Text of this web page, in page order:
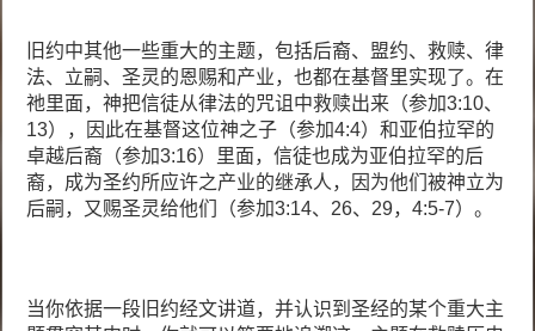
旧约中其他一些重大的主题，包括后裔、盟约、救赎、律
法、立嗣、圣灵的恩赐和产业，也都在基督里实现了。在
祂里面，神把信徒从律法的咒诅中救赎出来（参加3:10、
13），因此在基督这位神之子（参加4:4）和亚伯拉罕的
卓越后裔（参加3:16）里面，信徒也成为亚伯拉罕的后
裔，成为圣约所应许之产业的继承人，因为他们被神立为
后嗣，又赐圣灵给他们（参加3:14、26、29，4:5-7）。
当你依据一段旧约经文讲道，并认识到圣经的某个重大主